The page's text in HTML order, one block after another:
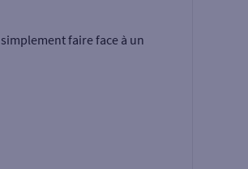
faire face à un